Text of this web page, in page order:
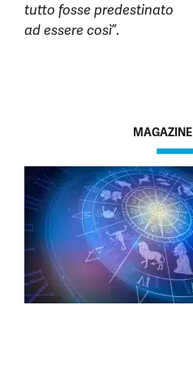
tutto fosse predestinato
ad essere così”.
MAGAZINE